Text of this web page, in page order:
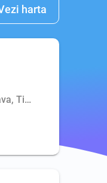
harta
Timișoara, Târgu